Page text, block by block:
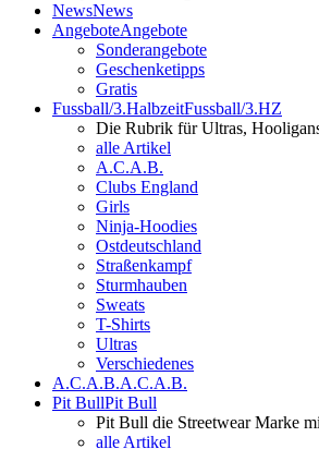
NewsNews
AngeboteAngebote
Sonderangebote
Geschenketipps
Gratis
Fussball/3.HalbzeitFussball/3.HZ
Die Rubrik für Ultras,
alle Artikel
A.C.A.B.
Clubs England
Girls
Ninja-Hoodies
Ostdeutschland
Straßenkampf
Sturmhauben
Sweats
T-Shirts
Ultras
Verschiedenes
A.C.A.B.A.C.A.B.
Pit BullPit Bull
Pit Bull die Streetwear Marke
alle Artikel